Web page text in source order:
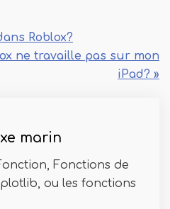
Roblox?
ne travaille pas sur mon
iPad? »
marin
Fonctions de
ou les fonctions